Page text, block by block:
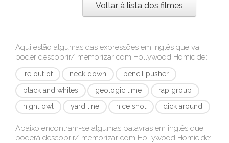
Voltar à lista dos filmes
Aqui estão algumas das expressões em inglês que vai
poder descobrir/ memorizar com Hollywood Homicide:
're out of neck down
pencil pusher
black and whites
geologic time
rap group
night owl
yard line nice shot dick around
Abaixo encontram-se algumas palavras em inglês que
poderá descobrir/ memorizar com Hollywood Homicide: